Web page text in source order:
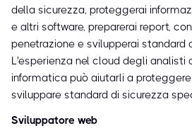
della sicurezza, proteggerai
e altri software, preparerai report,
penetrazione e svilupperai standard
L'esperienza nel cloud degli analisti
informatica può aiutarli a
sviluppare standard di sicurezza
Sviluppatore web